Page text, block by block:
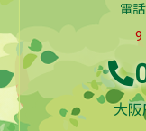
電
9
大